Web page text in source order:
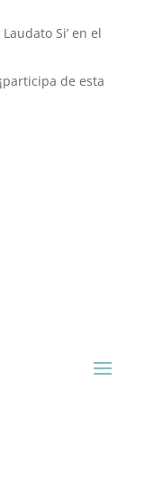
Si’ en el
de esta